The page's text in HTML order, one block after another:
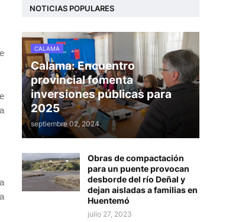
NOTICIAS POPULARES
CALAMA
Calama: Encuentro
provincial fomenta
inversiones públicas para
2025
septiembre 02, 2024
Obras de compactación
para un puente provocan
desborde del río Deñal y
dejan aisladas a familias en
Huentemó
julio 27, 2023